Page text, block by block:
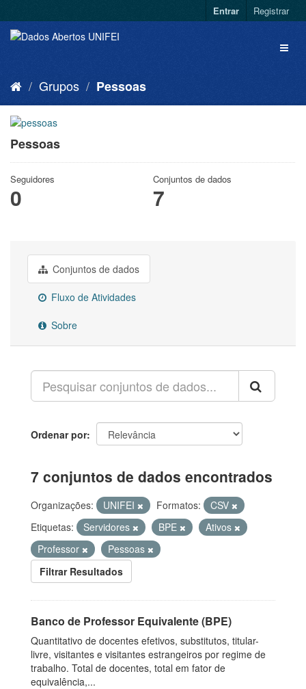
Entrar Registrar
Grupos Pessoas
Pessoas
Seguidores
0
Conjuntos de dados
7
Conjuntos de dados
Fluxo de Atividades
Sobre
Ordenar por
7 conjuntos de dados encontrados
Organizações: UNIFEI Formatos:
CSV
Etiquetas:
Servidores BPE
Ativos
Professor
Pessoas
Filtrar Resultados
Banco de Professor Equivalente (BPE)
Quantitativo de docentes efetivos, substitutos, titular-
livre, visitantes e visitantes estrangeiros por regime de
trabalho. Total de docentes, total em fator de
equivalência,...